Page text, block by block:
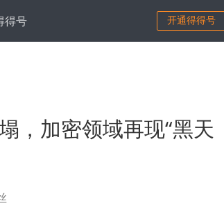
得号 开通得得号
，加密领域再现“黑天